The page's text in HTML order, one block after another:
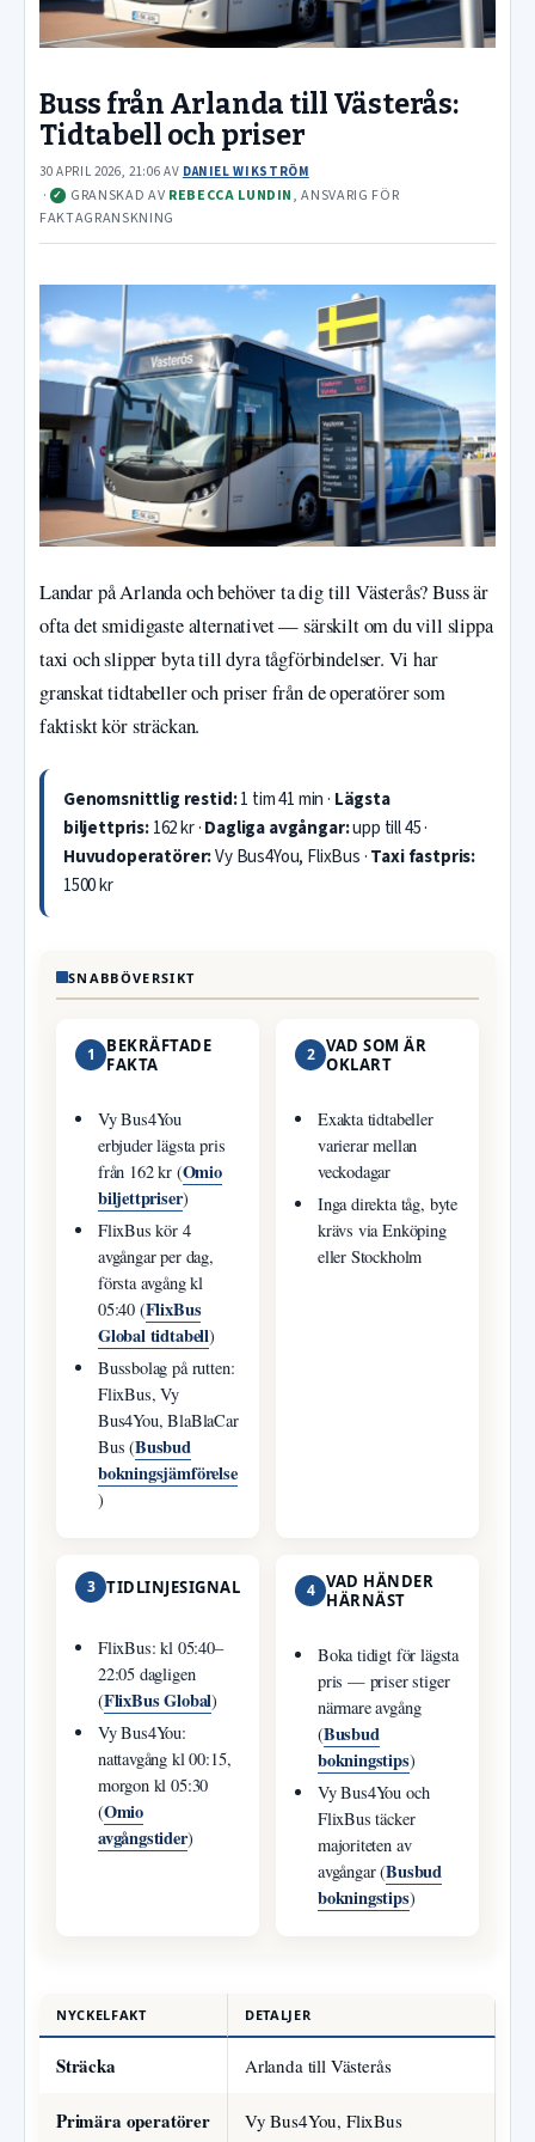
Buss från Arlanda till Västerås:
Tidtabell och priser
30 APRIL 2026, 21:06 AV DANIEL WIKSTRÖM
· ✓ GRANSKAD AV REBECCA LUNDIN, ANSVARIG FÖR
FAKTAGRANSKNING
Landar på Arlanda och behöver ta dig till Västerås? Buss är
ofta det smidigaste alternativet — särskilt om du vill slippa
taxi och slipper byta till dyra tågförbindelser. Vi har
granskat tidtabeller och priser från de operatörer som
faktiskt kör sträckan.
Genomsnittlig restid:1 tim 41 min · Lägsta
biljettpris:162 kr ·Dagliga avgångar:upp till 45 ·
Huvudoperatörer:Vy Bus4You, FlixBus ·Taxi fastpris:
1500 kr
SNABBÖVERSIKT
1
BEKRÄFTADE
FAKTA
Vy Bus4You
erbjuder lägsta pris
från 162 kr (Omio
biljettpriser)
FlixBus kör 4
avgångar per dag,
första avgång kl
05:40 (FlixBus
Global tidtabell)
Bussbolag på rutten:
FlixBus, Vy
Bus4You, BlaBlaCar
Bus (Busbud
bokningsjämförelse
)
2 VAD SOM ÄR
OKLART
Exakta tidtabeller
varierar mellan
veckodagar
Inga direkta tåg, byte
krävs via Enköping
eller Stockholm
3 TIDLINJESIGNAL
FlixBus: kl 05:40–
22:05 dagligen
(FlixBus Global)
Vy Bus4You:
nattavgång kl 00:15,
morgon kl 05:30
(Omio
avgångstider)
4 VAD HÄNDER
HÄRNÄST
Boka tidigt för lägsta
pris — priser stiger
närmare avgång
(Busbud
bokningstips)
Vy Bus4You och
FlixBus täcker
majoriteten av
avgångar (Busbud
bokningstips)
NYCKELFAKT DETALJER
Sträcka Arlanda till Västerås
Primära operatörer Vy Bus4You, FlixBus